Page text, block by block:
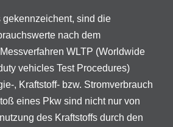
gekennzeichent, sind die
nach dem
WLTP (Worldwide
vehicles Test Procedures)
, Kraftstoff- bzw. Stromverbrauch
eines Pkw sind nicht nur von
des Kraftstoffs durch den